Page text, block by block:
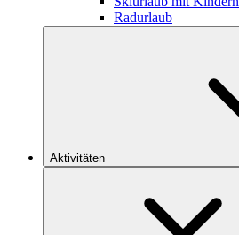
Radurlaub
Aktivitäten